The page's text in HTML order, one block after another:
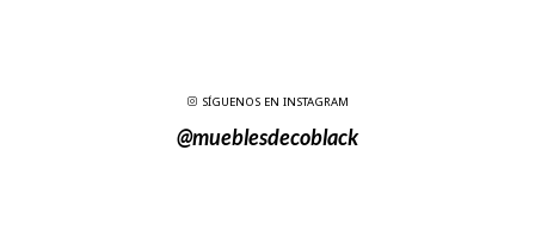
SÍGUENOS EN INSTAGRAM
@mueblesdecoblack